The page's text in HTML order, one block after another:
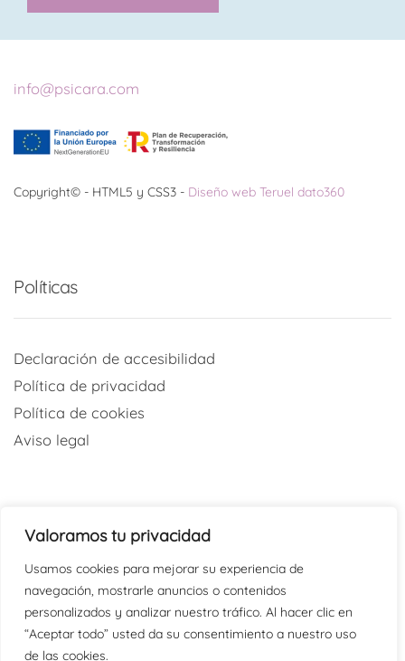
Valoramos tu privacidad
Usamos cookies para mejorar su experiencia de
navegación, mostrarle anuncios o contenidos
personalizados y analizar nuestro tráfico. Al hacer clic en
“Aceptar todo” usted da su consentimiento a nuestro uso
de las cookies.
info@psicara.com
Copyright© - HTML5 y CSS3 - Diseño web Teruel dato360
Políticas
Declaración de accesibilidad
Política de privacidad
Política de cookies
Aviso legal
Redes sociales
@psicaraoficial
@PSICARAoficial